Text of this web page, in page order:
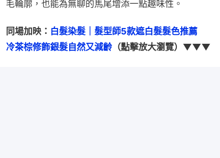
毛輪廓，也能為無聊的馬尾增添一點趣味性。
同場加映： 白髮染髮｜髮型師5款遮白髮髮色推薦
冷茶棕修飾銀髮自然又減齡 （點擊放大瀏覽）▼▼▼